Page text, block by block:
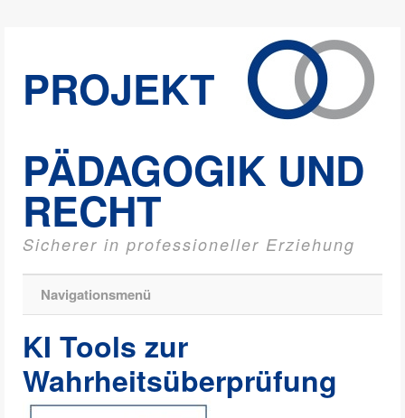
PROJEKT
PÄDAGOGIK UND
RECHT
Sicherer in professioneller Erziehung
Navigationsmenü
KI Tools zur
Wahrheitsüberprüfung